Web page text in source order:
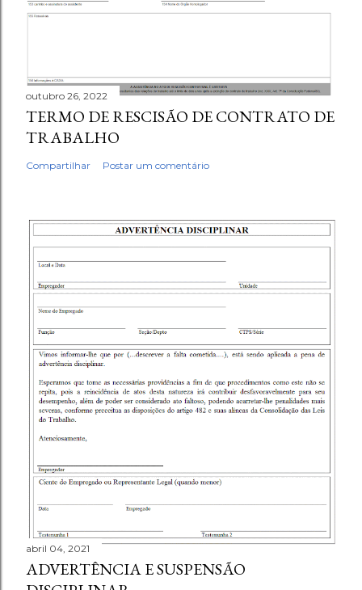
outubro 26, 2022
TERMO DE RESCISÃO DE CONTRATO DE
TRABALHO
Compartilhar Postar um comentário
abril 04, 2021
ADVERTÊNCIA E SUSPENSÃO